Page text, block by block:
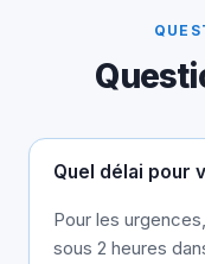
Quel délai pour
Pour les
sous 2 heures